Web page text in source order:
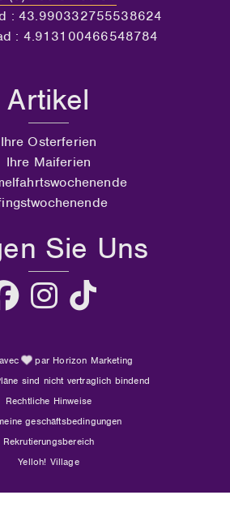
: 43.990332755538624
: 4.913100466548784
Artikel
Ihre Osterferien
Ihre Maiferien
Sie Uns
par Horizon Marketing
sind nicht vertraglich bindend
Rechtliche Hinweise
geschäftsbedingungen
Rekrutierungsbereich
Yelloh! Village